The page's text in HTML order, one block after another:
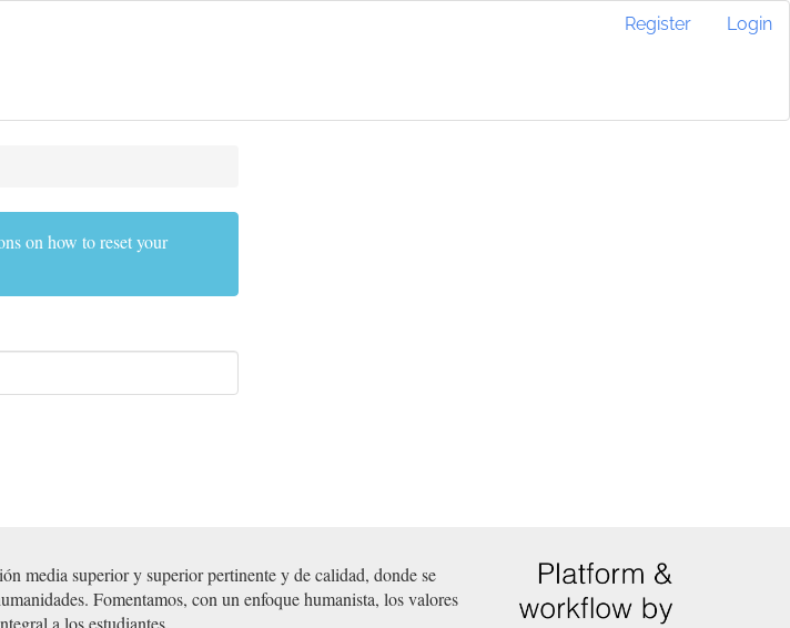
Register Login
on how to reset your
media superior y superior pertinente y de calidad, donde se
Fomentamos, con un enfoque humanista, los valores
a los estudiantes.